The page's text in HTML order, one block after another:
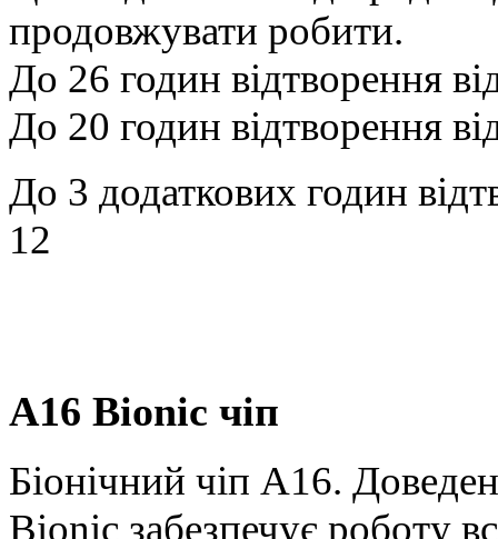
продовжувати робити.
До 26 годин відтворення
До 20 годин відтворення
До 3 додаткових годин
12
A16 Bionic чіп
Біонічний чіп A16.
Bionic забезпечує роботу